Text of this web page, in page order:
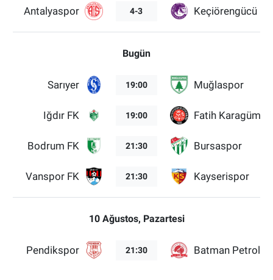
Antalyaspor 4-3 Keçiörengücü
Bugün
Sarıyer 19:00 Muğlaspor
Iğdır FK 19:00 Fatih
Bodrum FK 21:30 Bursaspor
Vanspor FK 21:30 Kayserispor
10 Ağustos, Pazartesi
Pendikspor 21:30 Batman